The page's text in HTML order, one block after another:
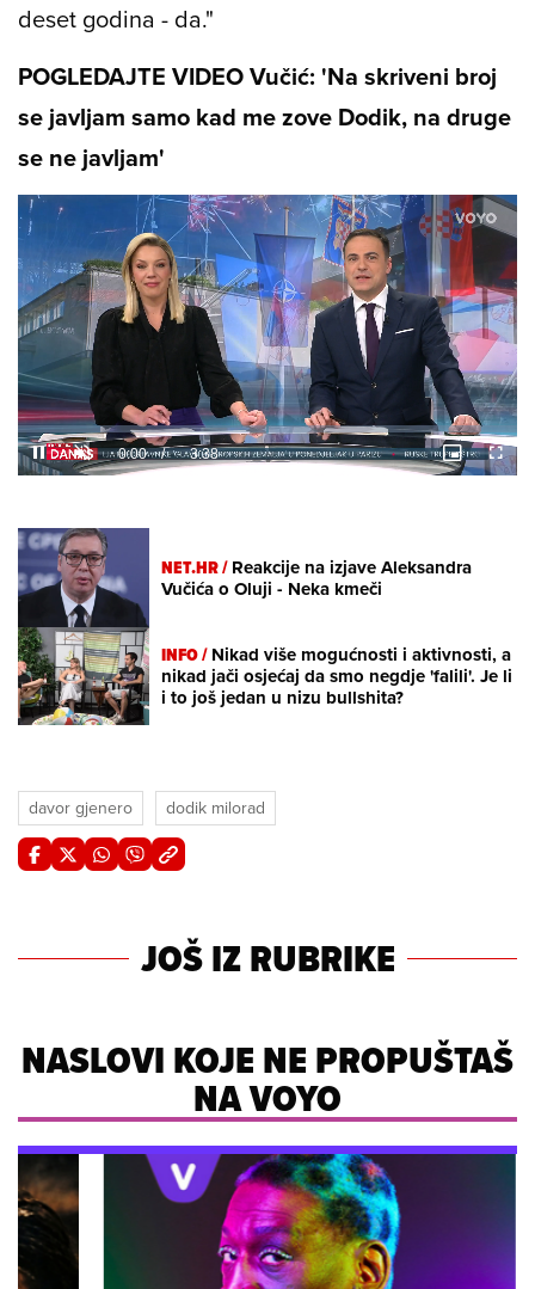
deset godina - da."
POGLEDAJTE VIDEO Vučić: 'Na skriveni broj
se javljam samo kad me zove Dodik, na druge
se ne javljam'
PauseUnmuteCurrent
0:02 / Duration
3:38
Loaded:
6.79%
Picture-
in-
NET.HR /Reakcije na izjave Aleksandra
Vučića o Oluji - Neka kmeči
INFO /Nikad više mogućnosti i aktivnosti, a
nikad jači osjećaj da smo negdje 'falili'. Je li
i to još jedan u nizu bullshita?
davor gjenero dodik milorad
JOŠ IZ RUBRIKE
NASLOVI KOJE NE PROPUŠTAŠ
NA VOYO